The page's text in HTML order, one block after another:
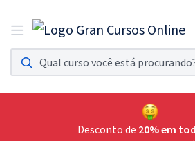
Assinatura Ilimitada 11
Acesso a todos os cursos. Teste grátis por 7 dias!
Assinatura OAB Até Passar
Acesso ilimitado a toda preparação para o Exame da
Desconto de 20% em